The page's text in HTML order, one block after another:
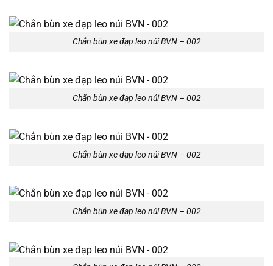
Chắn bùn xe đạp leo núi BVN – 002
Chắn bùn xe đạp leo núi BVN – 002
Chắn bùn xe đạp leo núi BVN – 002
Chắn bùn xe đạp leo núi BVN – 002